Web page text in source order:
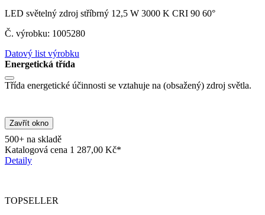
LED světelný zdroj stříbrný 12,5 W 3000 K CRI 90 60°
Č. výrobku: 1005280
Datový list výrobku
Energetická třída
Třída energetické účinnosti se vztahuje na (obsažený) zdroj světla.
Zavřít okno
500+ na skladě
Katalogová cena 1 287,00 Kč*
Detaily
TOPSELLER